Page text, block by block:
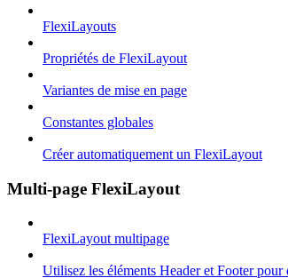
FlexiLayouts
Propriétés de FlexiLayout
Variantes de mise en page
Constantes globales
Créer automatiquement un FlexiLayout
Multi-page FlexiLayout
FlexiLayout multipage
Utilisez les éléments Header et Footer